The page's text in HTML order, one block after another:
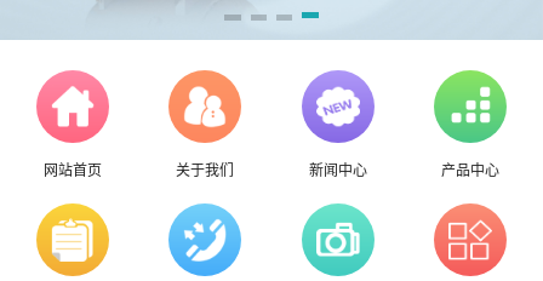
网站首页 关于我们 新闻中心 产品中心